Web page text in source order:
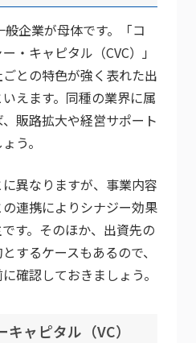
企業が母体です。「コ
・キャピタル（CVC）」
との特色が強く表れた出
えます。同種の業界に属
販路拡大や経営サポート
う。
異なりますが、事業内容
連携によりシナジー効果
す。そのほか、出資先の
するケースもあるので、
確認しておきましょう。
ャピタル（VC）